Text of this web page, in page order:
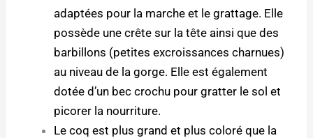
adaptées pour la marche et le grattage. Elle
possède une crête sur la tête ainsi que des
barbillons (petites excroissances charnues)
au niveau de la gorge. Elle est également
dotée d’un bec crochu pour gratter le sol et
picorer la nourriture.
Le coq est plus grand et plus coloré que la